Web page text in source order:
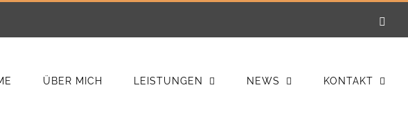
ÜBER MICH LEISTUNGEN NEWS KONTAKT